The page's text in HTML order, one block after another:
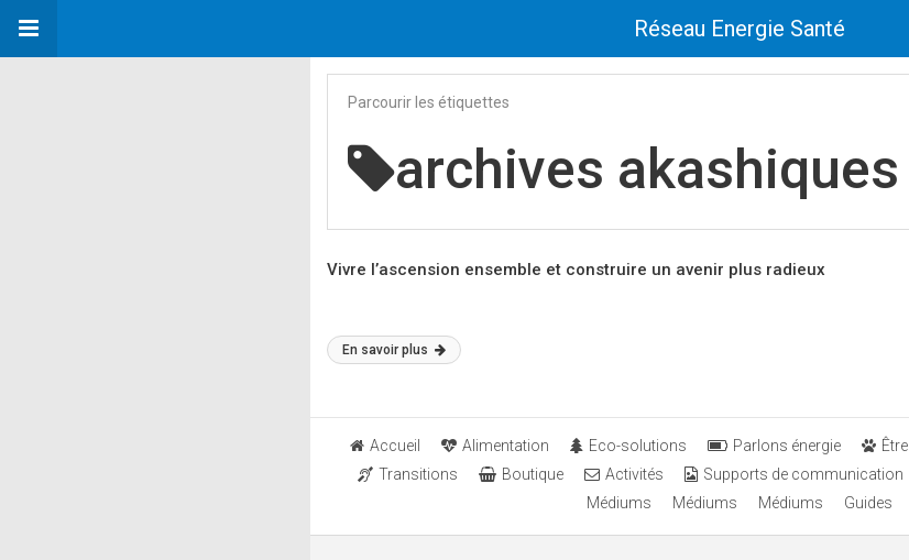
Réseau Energie Santé
Parcourir les étiquettes
archives akashiques
Vivre l’ascension ensemble et construire un avenir plus radieux
En savoir plus
Accueil Alimentation Eco-solutions Parlons énergie Être
Transitions
Boutique Activités Supports de communication
Médiums
Médiums Médiums Guides